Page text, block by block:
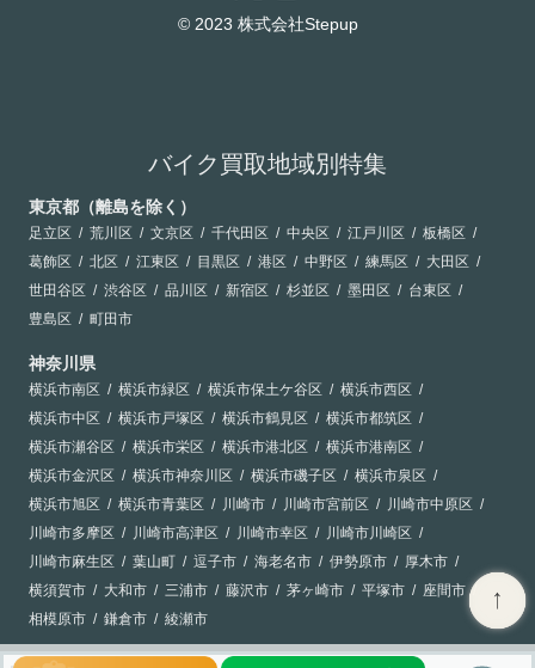
© 2023 株式会社Stepup
バイク買取地域別特集
東京都（離島を除く）
足立区 荒川区 文京区 千代田区 中央区 江戸川区
板橋区
葛飾区
北区 江東区 目黒区 港区 中野区 練馬区
大田区
世田谷区
渋谷区 品川区 新宿区 杉並区 墨田区
台東区
豊島区
町田市
神奈川県
横浜市南区 横浜市緑区 横浜市保土ケ谷区
横浜市西区
横浜市中区
横浜市戸塚区 横浜市鶴見区
横浜市都筑区
横浜市瀬谷区
横浜市栄区 横浜市港北区
横浜市港南区
横浜市金沢区
横浜市神奈川区 横浜市磯子区
横浜市泉区
横浜市旭区
横浜市青葉区 川崎市 川崎市宮前区
川崎市中原区
川崎市多摩区
川崎市高津区 川崎市幸区
川崎市川崎区
川崎市麻生区
葉山町 逗子市 海老名市 伊勢原市
厚木市
横須賀市
大和市 三浦市 藤沢市 茅ヶ崎市 平塚市
座間市
相模原市
鎌倉市 綾瀬市